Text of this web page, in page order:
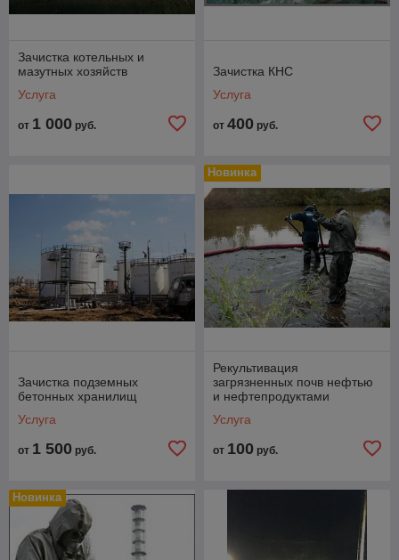
Зачистка котельных и
мазутных хозяйств
Услуга
от 1 000 руб.
Зачистка КНС
Услуга
от 400 руб.
Зачистка подземных
бетонных хранилищ
Услуга
от 1 500 руб.
Новинка
Рекультивация
загрязненных почв нефтью
и нефтепродуктами
Услуга
от 100 руб.
Новинка